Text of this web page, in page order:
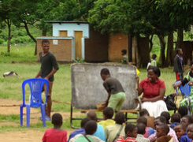
Zum Hauptinhalt springen
Erklärung zur Barrierefreiheit